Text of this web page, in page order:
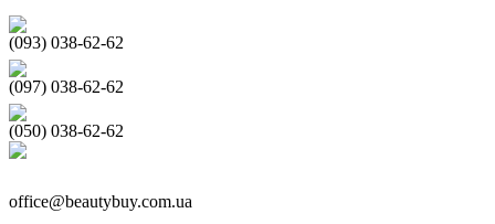
(093) 038-62-62
(097) 038-62-62
(050) 038-62-62
office@beautybuy.com.ua